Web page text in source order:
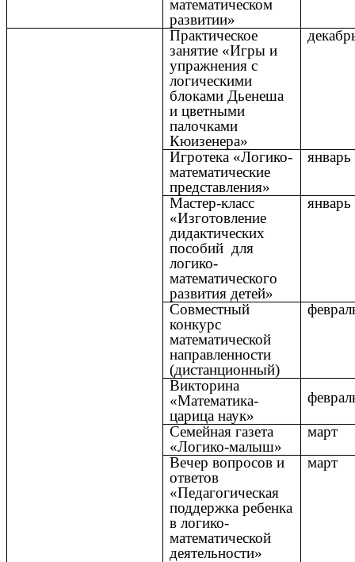
математическом
развитии»
Практическое
занятие «Игры и
упражнения с
логическими
блоками Дьенеша
и цветными
палочками
Кюизенера»
Игротека «Логико-
математические
представления»
январь
Мастер-класс
«Изготовление
дидактических
пособий для
логико-
математического
развития детей»
январь
Совместный
конкурс
математической
направленности
(дистанционный)
Викторина
«Математика-
царица наук»
Семейная газета
«Логико-малыш»
март
Вечер вопросов и
ответов
«Педагогическая
поддержка ребенка
в логико-
математической
деятельности»
март